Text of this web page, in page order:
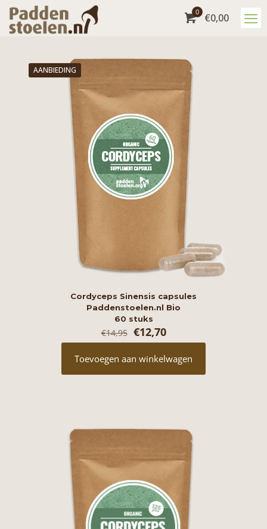
0 €0,00
AANBIEDING
Cordyceps Sinensis capsules
Paddenstoelen.nl Bio
60 stuks
€14,95 Oorspronkelijke
prijs
was:
€14,95.
€12,70Huidige
prijs
is:
€12,70.
Toevoegen aan winkelwagen